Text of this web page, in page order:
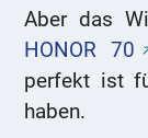
Aber das
HONOR 70
perfekt ist
haben.